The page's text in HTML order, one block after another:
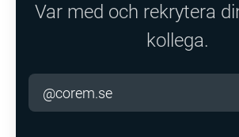
Var med och rekrytera
kollega.
@corem.se